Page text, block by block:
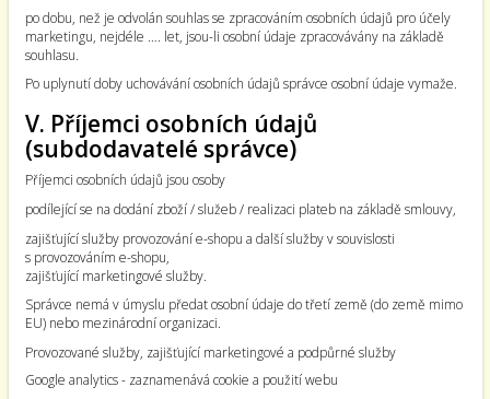
po dobu, než je odvolán souhlas se zpracováním osobních údajů pro účely
marketingu, nejdéle …. let, jsou-li osobní údaje zpracovávány na základě
souhlasu.
Po uplynutí doby uchovávání osobních údajů správce osobní údaje vymaže.
V. Příjemci osobních údajů
(subdodavatelé správce)
Příjemci osobních údajů jsou osoby
podílející se na dodání zboží / služeb / realizaci plateb na základě smlouvy,
zajišťující služby provozování e-shopu a další služby v souvislosti
s provozováním e-shopu,
zajišťující marketingové služby.
Správce nemá v úmyslu předat osobní údaje do třetí země (do země mimo
EU) nebo mezinárodní organizaci.
Provozované služby, zajišťující marketingové a podpůrné služby
Google analytics - zaznamenává cookie a použití webu